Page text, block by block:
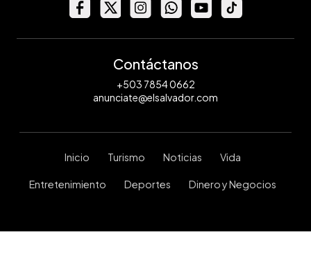
Contáctanos
+503 7854 0662
anunciate@elsalvador.com
Inicio Turismo Noticias Vida
Entretenimiento Deportes Dinero y Negocios